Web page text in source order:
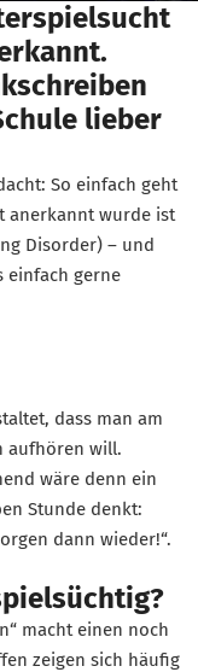
lieber
So einfach geht
anerkannt wurde ist
Disorder) – und
einfach gerne
dass man am
aufhören will.
wäre denn ein
Stunde denkt:
dann wieder!“.
macht einen noch
zeigen sich häufig